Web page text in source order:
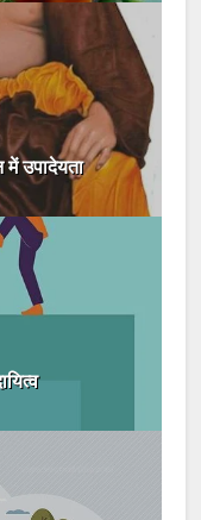
में उपादेयता